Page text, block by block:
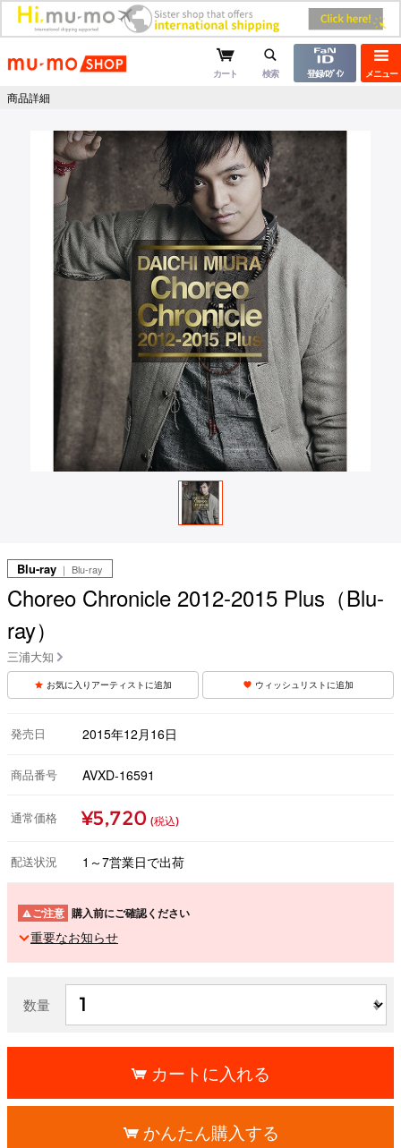
mu-moショップ メニュー
カート 検索 登録/ﾛｸﾞｲﾝ
商品詳細
Blu-ray ｜ Blu-ray
Choreo Chronicle 2012-2015 Plus（Blu-
ray）
三浦大知
お気に入りアーティストに追加 ウィッシュリストに追加
発売日 2015年12月16日
商品番号 AVXD-16591
通常価格 ¥5,720 (税込)
配送状況 1～7営業日で出荷
ご注意 購入前にご確認ください
重要なお知らせ
数量
カートに入れる
かんたん購入する